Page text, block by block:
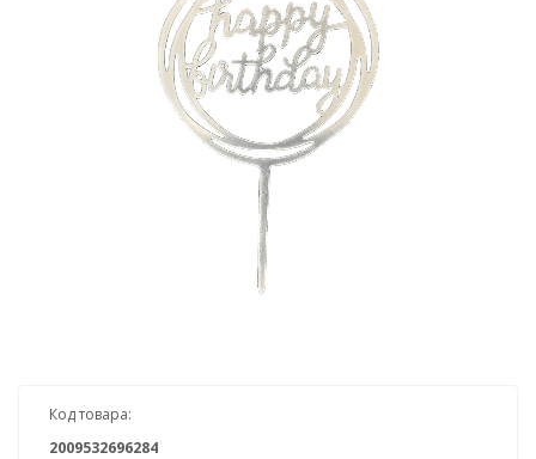
Код товара:
2009532696284